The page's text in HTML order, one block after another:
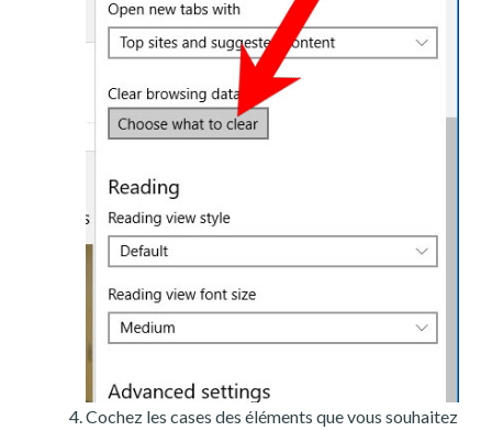
Cochez les cases des éléments que vous souhaitez